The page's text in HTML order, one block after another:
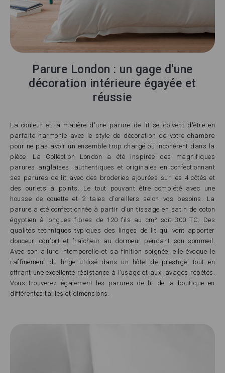
Parure London : un gage d'une
décoration intérieure égayée et
réussie
La couleur et la matière d'une parure de lit se doivent d'être en
parfaite harmonie avec le style de décoration de votre chambre
pour ne pas avoir un ensemble trop chargé ou incohérent dans la
pièce. La Collection London a été inspirée des magnifiques
parures anglaises, authentiques et originales en confectionnant
ses parures de lit avec des broderies ajourées sur les 4 côtés et
des ourlets à points. Le tout pouvant être complété avec une
housse de couette et 2 taies d'oreillers selon vos besoins. La
parure a été confectionnée à partir d’un tissage en satin de coton
égyptien à longues fibres de 120 fils au cm² soit 300 TC. Des
qualités techniques typiques des linges de lit qui vont apporter
douceur, confort et fraîcheur au dormeur pendant son sommeil.
Avec son allure intemporelle et sa finition soignée, elle évoque le
raffinement du linge utilisé dans un hôtel de prestige, tout en
offrant une excellente résistance à l’usage et aux lavages répétés.
Vous trouverez également les parures de lit de la boutique en
différentes tailles et dimensions.